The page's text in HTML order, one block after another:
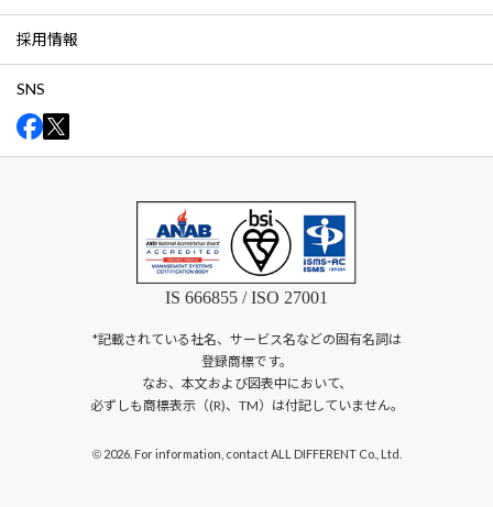
採用情報
SNS
IS 666855 / ISO 27001
*記載されている社名、サービス名などの固有名詞は
登録商標です。
なお、本文および図表中において、
必ずしも商標表示（(R)、TM）は付記していません。
©2026. For information, contact ALL DIFFERENT Co., Ltd.